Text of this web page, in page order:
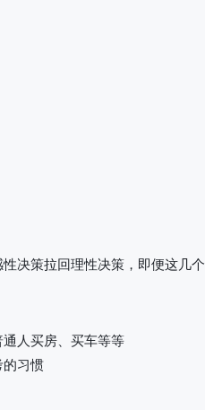
决策拉回理性决策，即便这几个
人买房、买车等等
的习惯